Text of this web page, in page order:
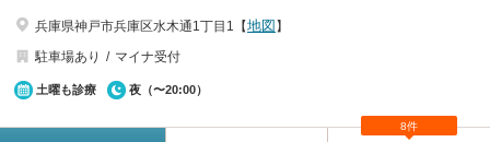
兵庫県神戸市兵庫区水木通1丁目1【地図 】
駐車場あり
マイナ受付
土曜も診療 夜（〜20:00）
8件